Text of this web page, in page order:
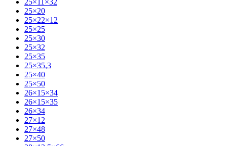
25×11×32
25×20
25×22×12
25×25
25×30
25×32
25×35
25×35,3
25×40
25×50
26×15×34
26×15×35
26×34
27×12
27×48
27×50